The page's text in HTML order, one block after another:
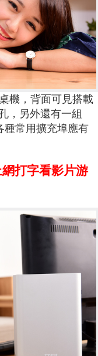
機，背面可見搭載
，另外還有一組
種常用擴充埠應有
打字看影片游